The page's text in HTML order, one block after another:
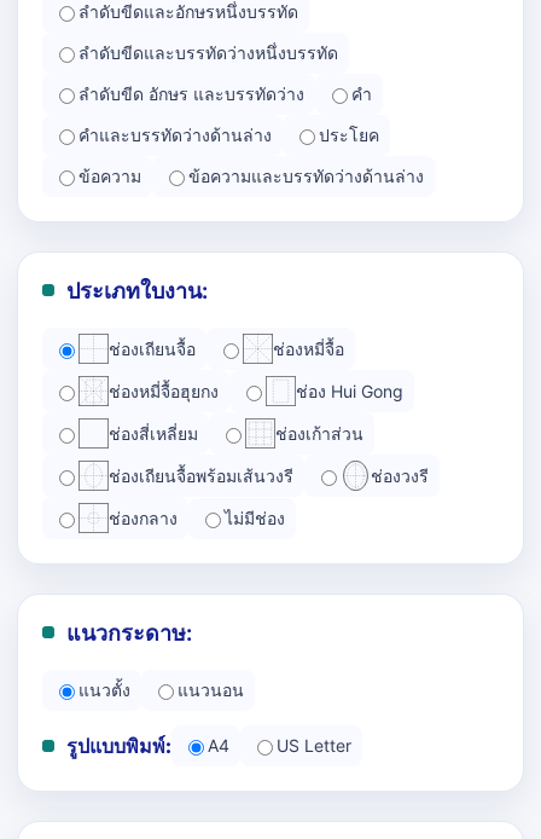
ลำดับขีดและอักษรหนึ่งบรรทัด
ลำดับขีดและบรรทัดว่างหนึ่งบรรทัด
ลำดับขีด อักษร และบรรทัดว่าง
คำ
คำและบรรทัดว่างด้านล่าง
ประโยค
ข้อความ
ข้อความและบรรทัดว่างด้านล่าง
ประเภทใบงาน:
ช่องเถียนจื้อ ช่องหมี่จื้อ
ช่องหมี่จื้อฮุยกง ช่อง Hui Gong
ช่องสี่เหลี่ยม ช่องเก้าส่วน
ช่องเถียนจื้อพร้อมเส้นวงรี ช่องวงรี
ช่องกลาง ไม่มีช่อง
แนวกระดาษ:
แนวตั้ง แนวนอน
รูปแบบพิมพ์: A4 US Letter